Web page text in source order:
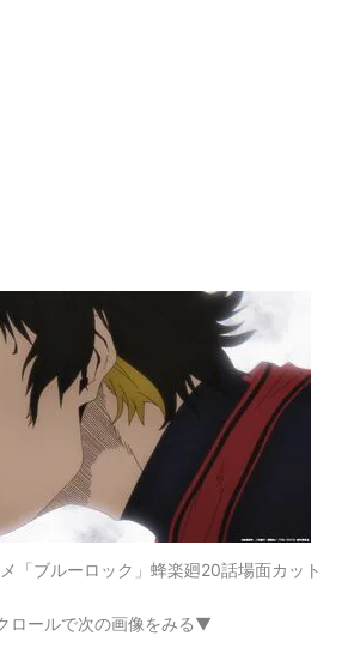
「ブルーロック」蜂楽廻20話場面カット
ロールで次の画像をみる▼